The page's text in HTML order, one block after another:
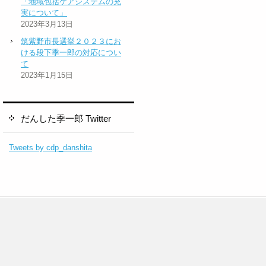
実について」
2023年3月13日
筑紫野市長選挙２０２３にお
ける段下季一郎の対応につい
て
2023年1月15日
だんした季一郎 Twitter
Tweets by cdp_danshita